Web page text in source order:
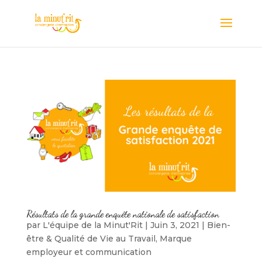
Résultats de la grande enquête nationale de satisfaction
par L'équipe de la Minut'Rit| Juin 3, 2021 | Bien-
être & Qualité de Vie au Travail, Marque
employeur et communication